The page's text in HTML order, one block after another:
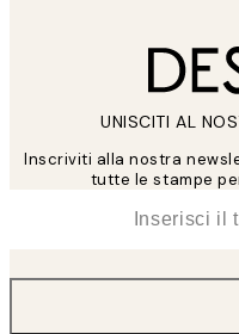
UNISCITI AL
Inscriviti alla nostra
tutte le stampe